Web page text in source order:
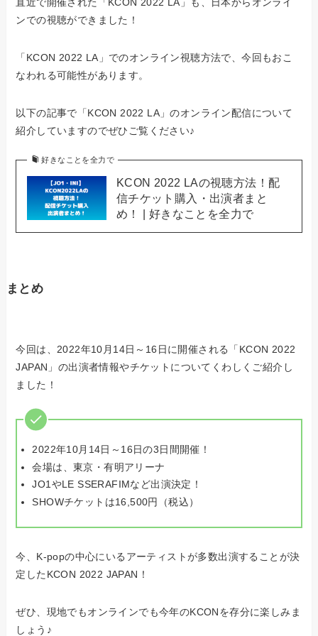
ンでの視聴ができました！
「KCON 2022 LA」でのオンライン視聴方法で、今回もおこ
なわれる可能性があります。
以下の記事で「KCON 2022 LA」のオンライン配信について
紹介していますのでぜひご覧ください♪
好きなことを全力で
KCON 2022 LAの視聴方法！配
信チケット購入・出演者まと
め！ | 好きなことを全力で
まとめ
今回は、2022年10月14日～16日に開催される「KCON 2022
JAPAN」の出演者情報やチケットについてくわしくご紹介し
ました！
2022年10月14日～16日の3日間開催！
会場は、東京・有明アリーナ
JO1やLE SSERAFIMなど出演決定！
SHOWチケットは16,500円（税込）
今、K-popの中心にいるアーティストが多数出演することが決
定したKCON 2022 JAPAN！
ぜひ、現地でもオンラインでも今年のKCONを存分に楽しみま
しょう♪